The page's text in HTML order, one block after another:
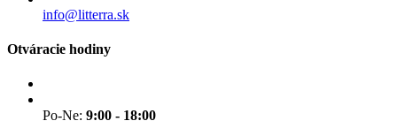
info@litterra.sk
Otváracie hodiny
Po-Ne: 9:00 - 18:00